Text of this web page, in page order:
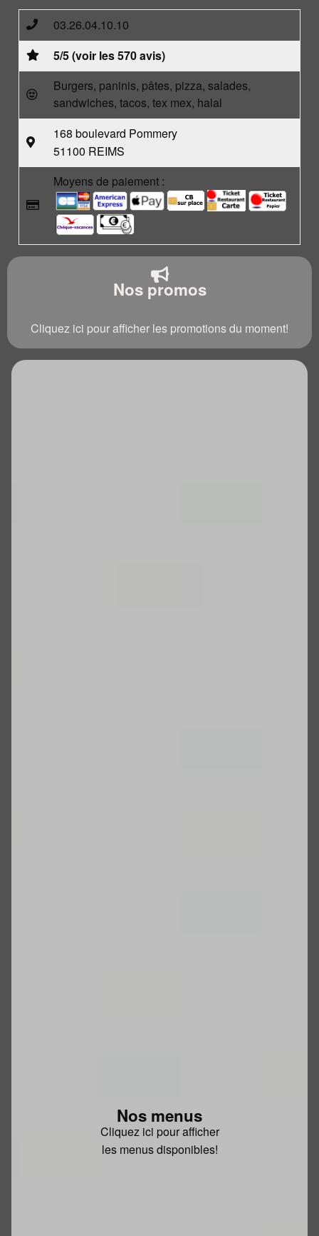
03.26.04.10.10
5/5 (voir les 570 avis)
Burgers, paninis, pâtes, pizza, salades,
sandwiches, tacos, tex mex, halal
168 boulevard Pommery
51100 REIMS
Moyens de paiement :
Nos promos
Cliquez ici pour afficher les promotions du moment!
Nos menus
Cliquez ici pour afficher
les menus disponibles!